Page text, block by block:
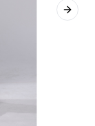
Next